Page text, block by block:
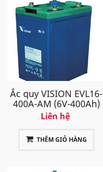
Ắc quy VISION EVL16-
400A-AM (6V-400Ah)
Liên hệ
THÊM GIỎ HÀNG